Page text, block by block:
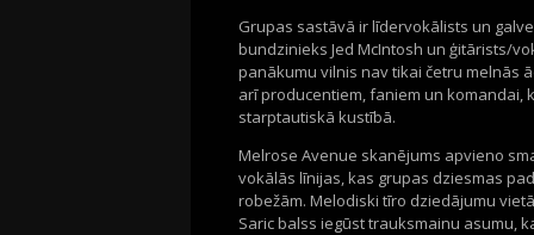
Grupas sastāvā ir līdervokālists un
bundzinieks Jed McIntosh un ģitārists/
panākumu vilnis nav tikai četru melnās
arī producentiem, faniem un
starptautiskā kustībā.
Melrose Avenue skanējums apvieno
vokālās līnijas, kas grupas dziesmas
robežām. Melodiski tīro dziedājumu
Saric balss iegūst trauksmainu asumu,